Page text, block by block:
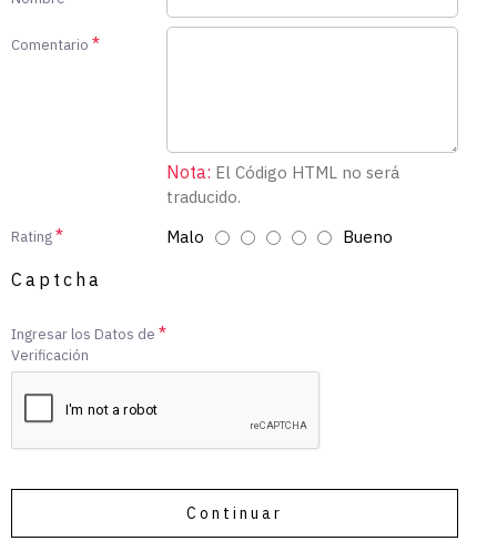
Comentario
Nota: El Código HTML no será
traducido.
Rating Malo Bueno
Captcha
Ingresar los Datos de
Verificación
Continuar